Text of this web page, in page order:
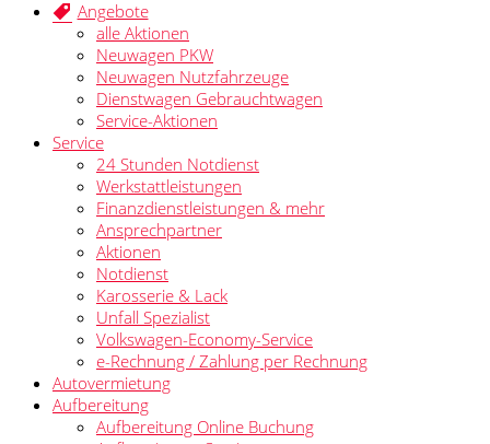
Angebote
alle Aktionen
Neuwagen PKW
Neuwagen Nutzfahrzeuge
Dienstwagen Gebrauchtwagen
Service-Aktionen
Service
24 Stunden Notdienst
Werkstattleistungen
Finanzdienstleistungen & mehr
Ansprechpartner
Aktionen
Notdienst
Karosserie & Lack
Unfall Spezialist
Volkswagen-Economy-Service
e-Rechnung / Zahlung per Rechnung
Autovermietung
Aufbereitung
Aufbereitung Online Buchung